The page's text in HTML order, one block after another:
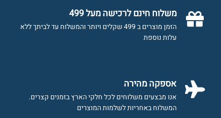
משלוח חינם לרכישה מעל 499
הזמן מוצרים ב 499 שקלים ויותר והמשלוח עד לביתך ללא
עלות נוספת
אספקה מהירה
אנו מבצעים משלוחים לכל חלקי הארץ בזמנים קצרים.
המשלוח באחריות לשלמות המוצרים